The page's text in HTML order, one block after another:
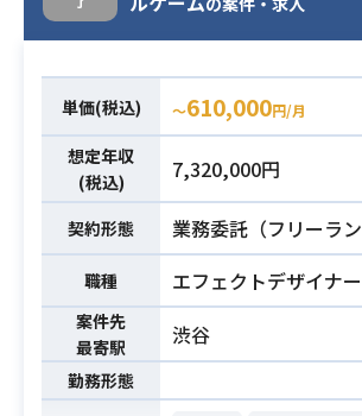
業務内容
バトルやマップの魅力
せ、ゲーム全体の雰
開発中タイトルです
ク端末向けのリッチ
て頂けます。
【業務内容】
Spark gear を用いた
作
【スキルレベル】
リーダークラス
（自ら手を動かしなが
ミドルのメンバーを
程・作業量の調整が
単価(税込) 〜610,000円/月
想定年収
(税込)
7,320,000円
契約形態 業務委託（フリーラン
職種 エフェクトデザイナー
案件先
最寄駅
渋谷
勤務形態